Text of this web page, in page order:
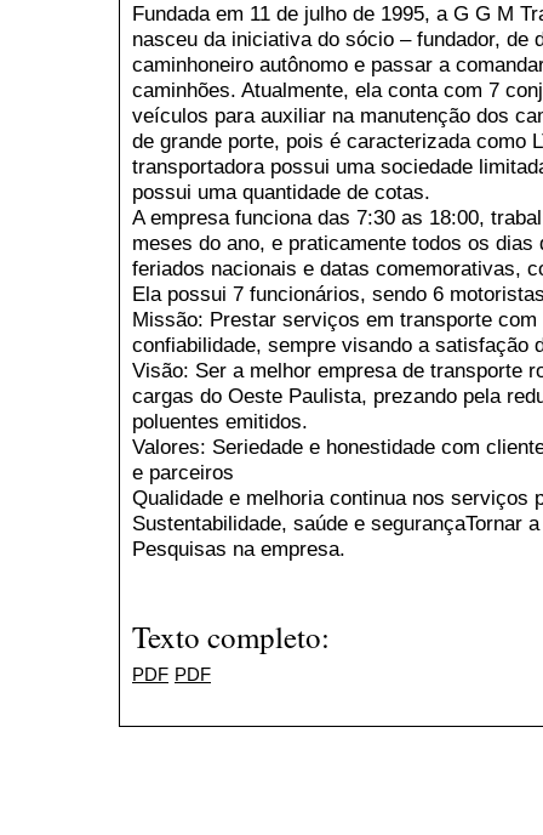
Fundada em 11 de julho de 1995, a G G M
nasceu da iniciativa do sócio – fundador, de
caminhoneiro autônomo e passar a
caminhões. Atualmente, ela conta com 7
veículos para auxiliar na manutenção dos
de grande porte, pois é caracterizada como
transportadora possui uma sociedade
possui uma quantidade de cotas.
A empresa funciona das 7:30 as 18:00,
meses do ano, e praticamente todos os dias
feriados nacionais e datas comemorativas,
Ela possui 7 funcionários, sendo 6
Missão: Prestar serviços em transporte com
confiabilidade, sempre visando a satisfação
Visão: Ser a melhor empresa de transporte
cargas do Oeste Paulista, prezando pela
poluentes emitidos.
Valores: Seriedade e honestidade com
e parceiros
Qualidade e melhoria continua nos serviços
Sustentabilidade, saúde e segurançaTornar
Pesquisas na empresa.
Texto completo:
PDF PDF